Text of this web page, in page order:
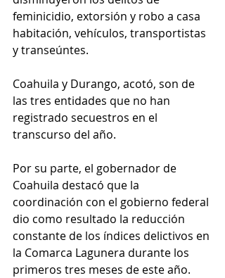
feminicidio, extorsión y robo a casa
habitación, vehículos, transportistas
y transeúntes.
Coahuila y Durango, acotó, son de
las tres entidades que no han
registrado secuestros en el
transcurso del año.
Por su parte, el gobernador de
Coahuila destacó que la
coordinación con el gobierno federal
dio como resultado la reducción
constante de los índices delictivos en
la Comarca Lagunera durante los
primeros tres meses de este año.